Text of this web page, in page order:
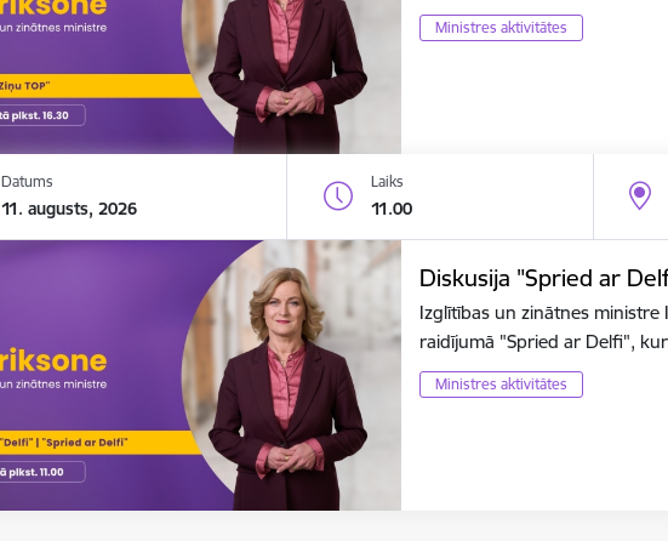
Ministres aktivitātes
Datums
11. augusts, 2026
Laiks
11.00
Diskusija "Spried ar
Izglītības un zinātnes
raidījumā "Spried ar Delfi",
Ministres aktivitātes